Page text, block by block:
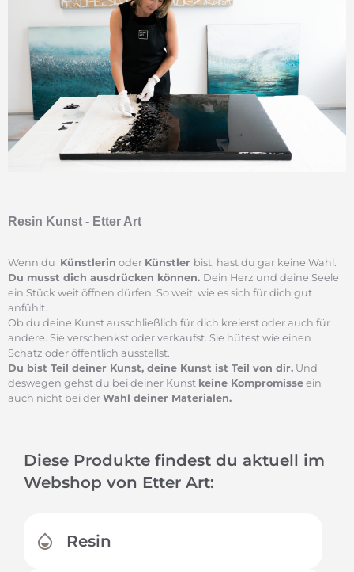
Resin Kunst - Etter Art
Wenn du Künstlerin oder Künstler bist, hast du gar keine Wahl.
Du musst dich ausdrücken können. Dein Herz und deine Seele
ein Stück weit öffnen dürfen. So weit, wie es sich für dich gut
anfühlt.
Ob du deine Kunst ausschließlich für dich kreierst oder auch für
andere. Sie verschenkst oder verkaufst. Sie hütest wie einen
Schatz oder öffentlich ausstellst.
Du bist Teil deiner Kunst, deine Kunst ist Teil von dir. Und
deswegen gehst du bei deiner Kunst keine Kompromisse ein
auch nicht bei der Wahl deiner Materialen.
Diese Produkte findest du aktuell im
Webshop von Etter Art:
Resin